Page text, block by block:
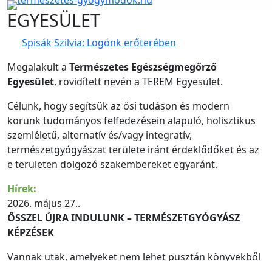
EGYESÜLET
Spisák Szilvia: Logónk erőterében
Megalakult a Természetes Egészségmegőrző
Egyesület, rövidített nevén a TEREM Egyesület.
Célunk, hogy segítsük az ősi tudáson és modern
korunk tudományos felfedezésein alapuló, holisztikus
szemléletű, alternatív és/vagy integratív,
természetgyógyászat területe iránt érdeklődőket és az
e területen dolgozó szakembereket egyaránt.
Hírek:
2026. május 27..
ŐSSZEL ÚJRA INDULUNK – TERMÉSZETGYÓGYÁSZ
KÉPZÉSEK
Vannak utak, amelyeket nem lehet pusztán könyvekből